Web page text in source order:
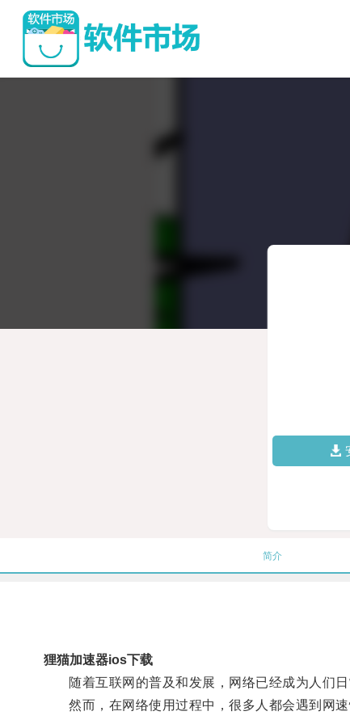
简介
狸猫加速器ios下载
随着互联网的普及和发展，网络已经成为人们日
然而，在网络使用过程中，很多人都会遇到网速